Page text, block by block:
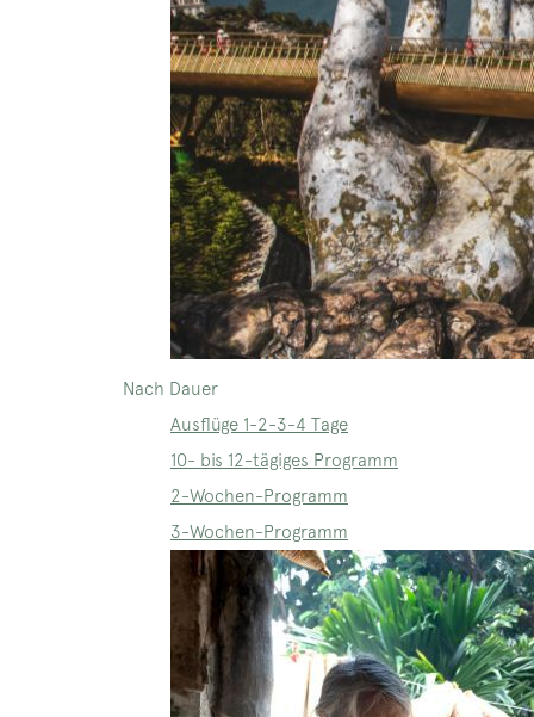
Nach Dauer
Ausflüge 1-2-3-4 Tage
10- bis 12-tägiges Programm
2-Wochen-Programm
3-Wochen-Programm